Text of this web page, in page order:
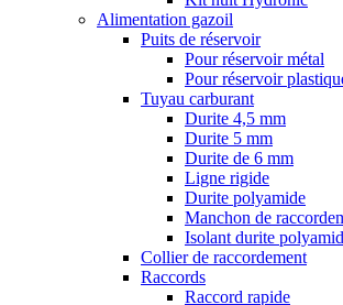
Alimentation gazoil
Puits de réservoir
Pour réservoir métal
Pour réservoir
Tuyau carburant
Durite 4,5 mm
Durite 5 mm
Durite de 6 mm
Ligne rigide
Durite polyamide
Manchon de
Isolant durite
Collier de raccordement
Raccords
Raccord rapide